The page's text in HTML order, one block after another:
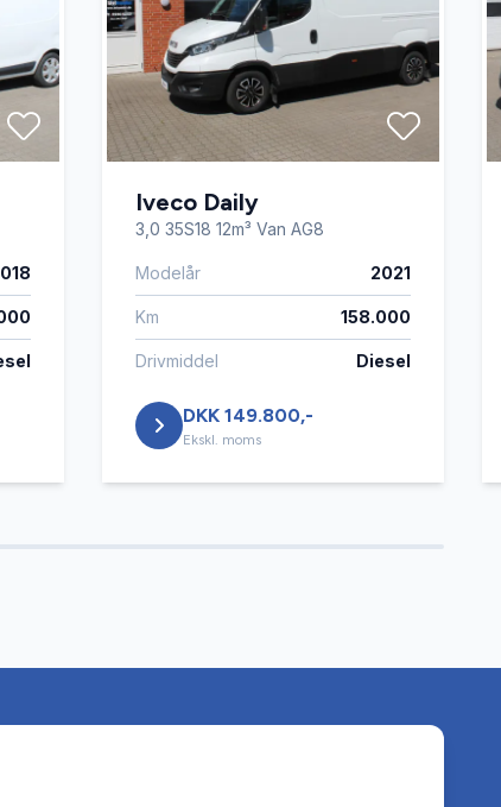
Iveco Daily
3,0 35S18 12m³ Van AG8
Modelår 2021
Km 158.000
Drivmiddel Diesel
DKK 149.800,-
Ekskl. moms